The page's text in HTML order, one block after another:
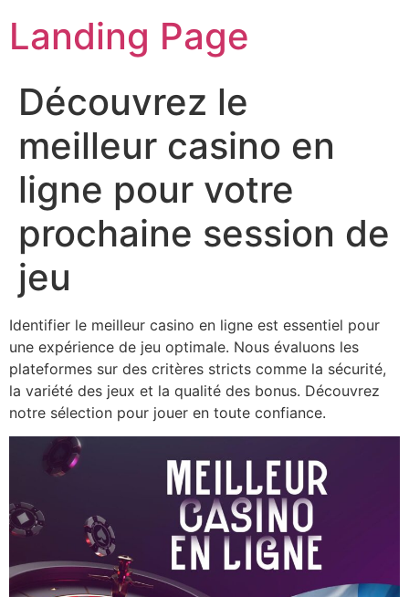
Landing Page
Découvrez le
meilleur casino en
ligne pour votre
prochaine session de
jeu
Identifier le meilleur casino en ligne est essentiel pour
une expérience de jeu optimale. Nous évaluons les
plateformes sur des critères stricts comme la sécurité,
la variété des jeux et la qualité des bonus. Découvrez
notre sélection pour jouer en toute confiance.